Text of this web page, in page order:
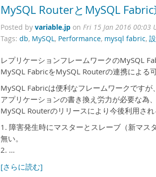
MySQL RouterとMySQL
Posted by variable.jp on Fri 15 Jan 2016 00:03
Tags: db, MySQL, Performance, mysql fabric,
レプリケーションフレームワークのMySQL
MySQL FabricをMySQL Routerの連携による
MySQL Fabricは便利なフレームワークですが
アプリケーションの書き換え労力が必要な為
MySQL Routerのリリースにより今後利用さ
1. 障害発生時にマスターとスレーブ（新マス
無い。
2. …
[さらに読む]